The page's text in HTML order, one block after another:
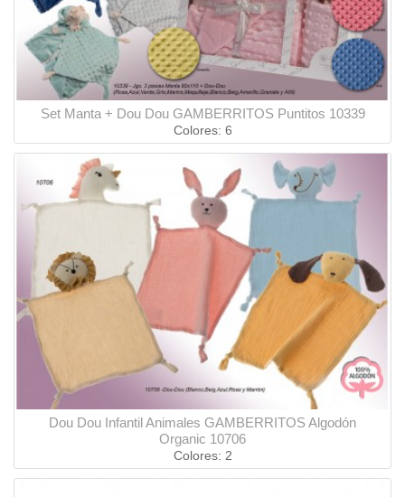
Set Manta + Dou Dou GAMBERRITOS Puntitos 10339
Colores: 6
Dou Dou Infantil Animales GAMBERRITOS Algodón
Organic 10706
Colores: 2